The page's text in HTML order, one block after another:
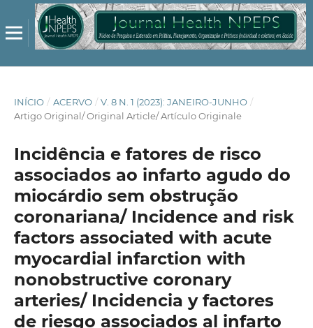
INÍCIO / ACERVO / V. 8 N. 1 (2023): JANEIRO-JUNHO /
Artigo Original/ Original Article/ Artículo Originale
Incidência e fatores de risco
associados ao infarto agudo do
miocárdio sem obstrução
coronariana/ Incidence and risk
factors associated with acute
myocardial infarction with
nonobstructive coronary
arteries/ Incidencia y factores
de riesgo associados al infarto